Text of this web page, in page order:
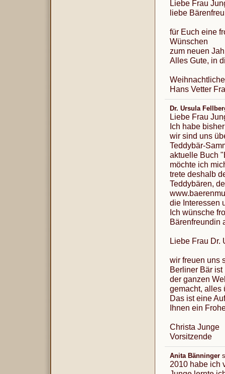
Liebe Frau
liebe
für Euch eine
Wünschen
zum neuen
Alles Gute, in
Hans Vetter
Dr. Ursula
Liebe Frau
Ich habe
wir sind uns
Teddybär-
aktuelle Buch
möchte ich
trete deshalb
Teddybären,
die Interessen
Ich wünsche
Bärenfreundin
Liebe Frau Dr.
wir freuen uns
Berliner Bär ist
der ganzen
gemacht, alles
Das ist eine
Ihnen ein
Christa Junge
Vorsitzende
Anita Bänninger
2010 habe ich